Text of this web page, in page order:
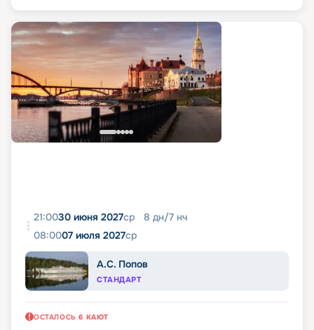
21:0030 июня 2027ср 8 дн/7 нч
08:0007 июля 2027ср
А.С. Попов
СТАНДАРТ
ОСТАЛОСЬ 6 КАЮТ